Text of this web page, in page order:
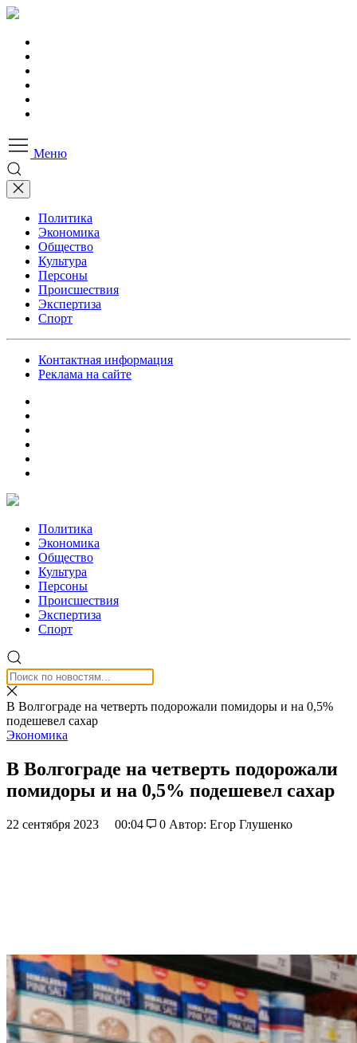
Меню
Политика
Экономика
Общество
Культура
Персоны
Происшествия
Экспертиза
Спорт
Контактная информация
Реклама на сайте
Политика
Экономика
Общество
Культура
Персоны
Происшествия
Экспертиза
Спорт
В Волгограде на четверть подорожали помидоры и на 0,5%
подешевел сахар
Экономика
В Волгограде на четверть подорожали
помидоры и на 0,5% подешевел сахар
22 сентября 2023 00:04 0 Автор: Егор Глушенко